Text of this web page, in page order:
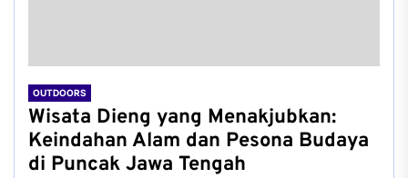
OUTDOORS
Wisata Dieng yang Menakjubkan:
Keindahan Alam dan Pesona Budaya
di Puncak Jawa Tengah